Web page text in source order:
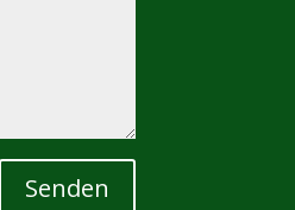
Senden